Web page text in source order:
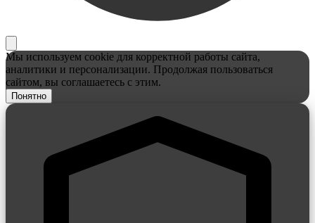
Мы используем cookie для корректной работы сайта,
аналитики и персонализации. Продолжая пользоваться
сайтом, вы соглашаетесь с этим.
Понятно